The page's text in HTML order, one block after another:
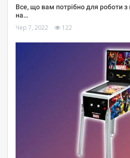
Все, що вам потрібно для роботи
на…
Чер 7, 2022 122